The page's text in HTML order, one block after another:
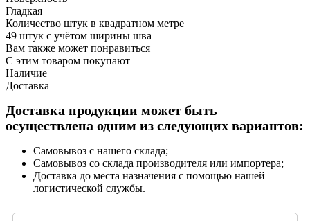
Гладкая
Количество штук в квадратном метре
49 штук с учётом ширины шва
Вам также может понравиться
С этим товаром покупают
Наличие
Доставка
Доставка продукции может быть
осуществлена одним из следующих вариантов:
Самовывоз с нашего склада;
Самовывоз со склада производителя или импортера;
Доставка до места назначения с помощью нашей
логистической службы.